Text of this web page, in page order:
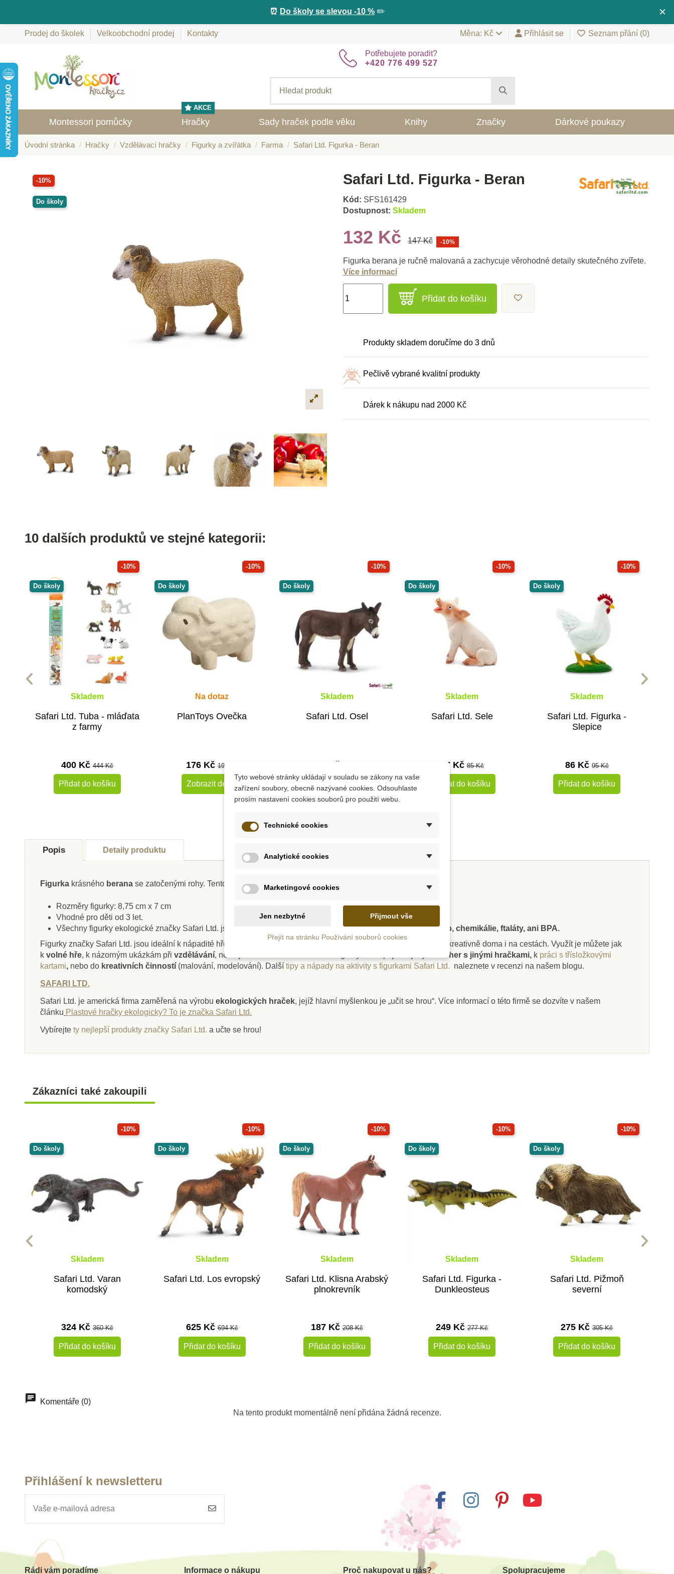
×
⏰ Do školy se slevou -10 % ✏️
Prodej do školek Velkoobchodní prodej Kontakty Měna: Kč Přihlásit se Seznam přání (0)
Potřebujete poradit?
+420 776 499 527
Montessori pomůcky Hračky
AKCE
Sady hraček podle věku Knihy Značky Dárkové poukazy
Úvodní stránka Hračky Vzdělávací hračky Figurky a zvířátka Farma Safari Ltd. Figurka - Beran
-10%
Do školy
Safari Ltd. Figurka - Beran
Kód: SFS161429
Dostupnost: Skladem
132 Kč 147 Kč -10%
Figurka berana je ručně malovaná a zachycuje věrohodné detaily skutečného zvířete.
Více informací
Přidat do košíku
Produkty skladem doručíme do 3 dnů
Pečlivě vybrané kvalitní produkty
Dárek k nákupu nad 2000 Kč
10 dalších produktů ve stejné kategorii:
-10%
Do školy
Skladem
Safari Ltd. Tuba - mláďata
z farmy
400 Kč444 Kč
Přidat do košíku
-10%
Do školy
Na dotaz
PlanToys Ovečka
176 Kč195 Kč
Zobrazit detail
-10%
Do školy
Skladem
Safari Ltd. Osel
162 Kč
Přidat do košíku
-10%
Do školy
Skladem
Safari Ltd. Sele
77 Kč85 Kč
Přidat do košíku
-10%
Do školy
Skladem
Safari Ltd. Figurka -
Slepice
86 Kč95 Kč
Přidat do košíku
Do školy
Skladem
Safari Ltd. Tuba - Koně
400 Kč444 Kč
Přidat do košíku
Do školy
Skladem
Safari Ltd. Kachňátko
287 Kč319 Kč
Safari Ltd. Figurka -
Skladem
Safari Ltd. Tuba - Na
Skladem
Safari Ltd. Život na farmě
Popis Detaily produktu
Figurka krásného berana se zatočenými rohy. Tento beran žije převážně v Kouřových horách Severní Ameriky.
Rozměry figurky: 8,75 cm x 7 cm
Vhodné pro děti od 3 let.
Všechny figurky ekologické značky Safari Ltd. jsou
netoxické, neobsahují škodlivé olovo, chemikálie, ftaláty, ani BPA.
Figurky značky Safari Ltd. jsou ideální k nápadité hře jak pro jednotlivce, tak i skupiny, a pomáhají tak dětem hrát si kreativně doma i na cestách. Využít je můžete jak
k volné hře, k názorným ukázkám při vzdělávání, nebo jako součást . Figurky lze zapojit do jakýchkoliher s jinými hračkami, k práci s třísložkovými
kartami, nebo do kreativních činností (malování, modelování). Další tipy a nápady na aktivity s figurkami Safari Ltd. naleznete v recenzi na našem blogu.
SAFARI LTD.
Safari Ltd. je americká firma zaměřená na výrobu ekologických hraček, jejíž hlavní myšlenkou je „učit se hrou“. Více informací o této firmě se dozvíte v našem
článku Plastové hračky ekologicky? To je značka Safari Ltd.
Vybírejte ty nejlepší produkty značky Safari Ltd. a učte se hrou!
Zákazníci také zakoupili
-10%
Do školy
Skladem
Safari Ltd. Varan
komodský
324 Kč360 Kč
Přidat do košíku
-10%
Do školy
Skladem
Safari Ltd. Los evropský
625 Kč694 Kč
Přidat do košíku
-10%
Do školy
Skladem
Safari Ltd. Klisna Arabský
plnokrevník
187 Kč 208 Kč
Přidat do košíku
-10%
Do školy
Skladem
Safari Ltd. Figurka -
Dunkleosteus
249 Kč277 Kč
Přidat do košíku
-10%
Do školy
Skladem
Safari Ltd. Pižmoň
severní
275 Kč305 Kč
Přidat do košíku
Do školy
Skladem Skladem Skladem
Safari Ltd. Figurka -
Slepice
Komentáře (0)
Na tento produkt momentálně není přidána žádná recenze.
Přihlášení k newsletteru
Rádi vám poradíme Informace o nákupu Proč nakupovat u nás? Spolupracujeme
Tyto webové stránky ukládají v souladu se zákony na vaše
zařízení soubory, obecně nazývané cookies. Odsouhlaste
prosím nastavení cookies souborů pro použití webu.
Technické cookies
Analytické cookies
Marketingové cookies
Jen nezbytné Přijmout vše
Přejít na stránku Používání souborů cookies